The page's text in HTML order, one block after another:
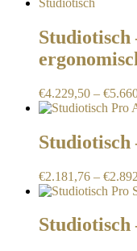
Studiotisch
€4.229,50 – €
Studiotisch
€2.181,76 – €
Studiotisch